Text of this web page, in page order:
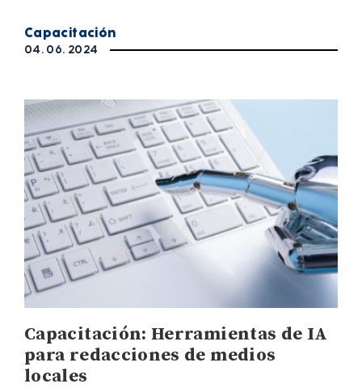
Capacitación
04. 06. 2024
Capacitación: Herramientas de IA
para redacciones de medios
locales